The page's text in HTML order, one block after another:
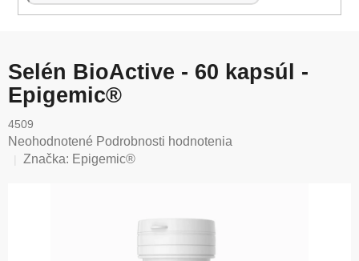
Selén BioActive - 60 kapsúl -
Epigemic®
4509
Priemerné
hodnotenie
Neohodnotené Podrobnosti hodnotenia
Značka: Epigemic®